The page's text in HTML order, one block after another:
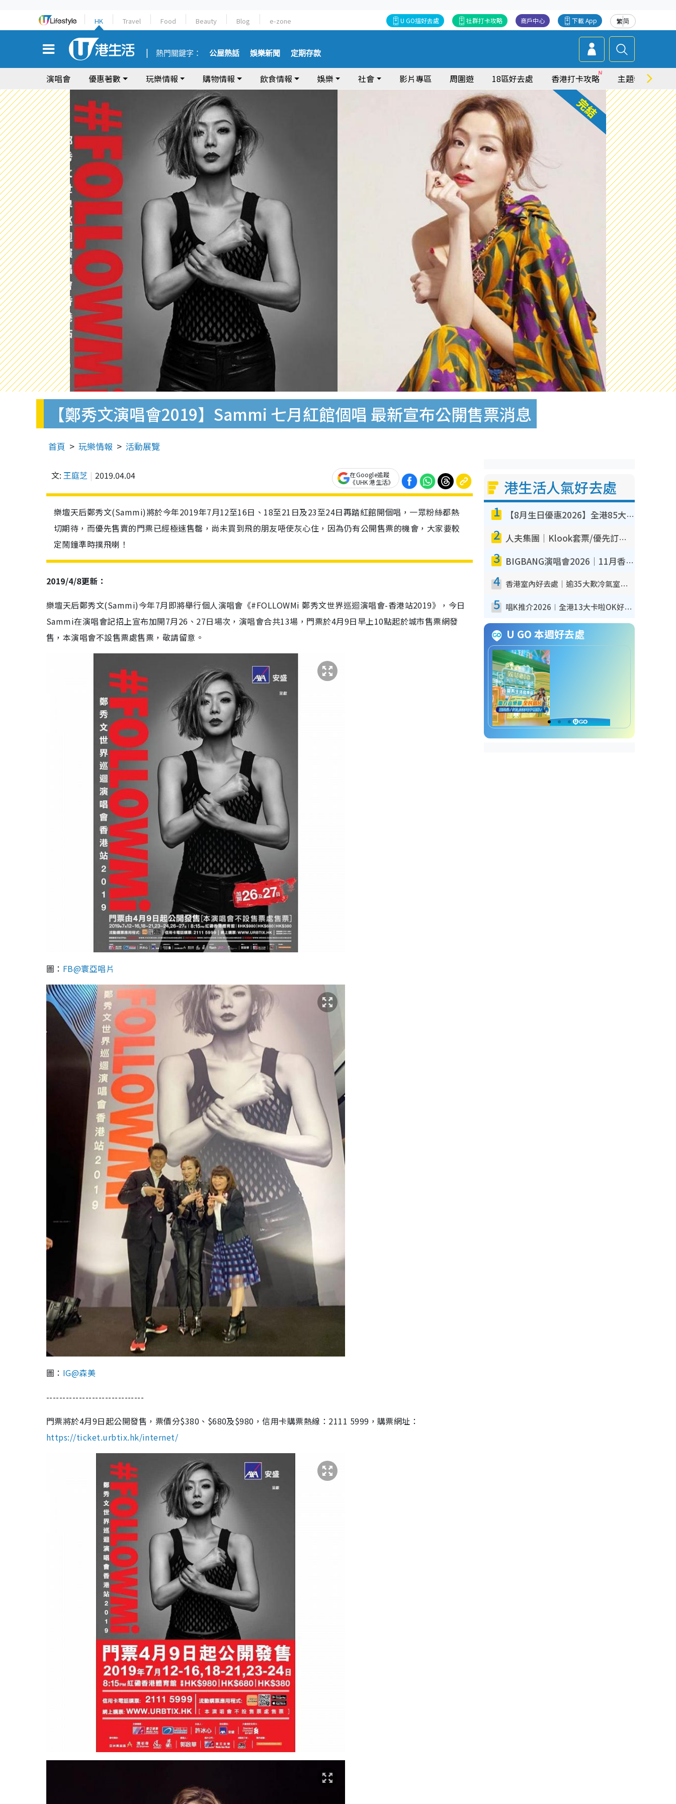
HK Travel Food Beauty Blog e-zone 繁简
下載 App
商戶中心
社群打卡攻略
U GO搵好去處
熱門關鍵字： 公屋熱話 娛樂新聞 定期存款
演唱會 優惠著數 玩樂情報 購物情報 飲食情報 娛樂 社會 影片專區 周圍遊 18區好去處 香港打卡攻略 主題特集
【鄭秀文演唱會2019】Sammi 七月紅館個唱 最新宣布公開售票消息
首頁 玩樂情報 活動展覽
文: 王庭芝 2019.04.04
在Google追蹤
《UHK 港生活》
樂壇天后鄭秀文(Sammi)將於今年2019年7月12至16日、18至21日及23至24日再踏紅館開個唱，一眾粉絲都熱
切期待，而優先售賣的門票已經極速售罄，尚未買到飛的朋友唔使灰心住，因為仍有公開售票的機會，大家要較
定鬧鐘準時撲飛喇！
2019/4/8更新：
樂壇天后鄭秀文(Sammi)今年7月即將舉行個人演唱會《#FOLLOWMi 鄭秀文世界巡迴演唱會-香港站2019》，今日
Sammi在演唱會記招上宣布加開7月26、27日場次，演唱會合共13場，門票於4月9日早上10點起於城市售票網發
售，本演唱會不設售票處售票，敬請留意。
圖： FB@寰亞唱片
圖： IG@森美
------------------------------
門票將於4月9日起公開發售，票價分$380、$680及$980，信用卡購票熱線：2111 5999，購票網址：
https://ticket.urbtix.hk/internet/
港生活人氣好去處
1 【8月生日優惠2026】全港85大食買玩著數攻略 自助餐/火鍋放題同行免費＋誠品/DONKI送現金券
2 人夫集團｜Klook套票/優先訂票/公開發售搶飛攻略！附票價.購票連結.場地座位表
3 BIGBANG演唱會2026｜11月香港啟德開3場！實名制VIP申請、優先購票攻略
4 香港室內好去處｜逾35大歎冷氣室內好去處推介 室內活動免費避雨無懼落雨
5 唱K推介2026︱全港13大卡啦OK好去處！最平$36起 日文K都有！(附地址+收費詳情)
U GO 本週好去處